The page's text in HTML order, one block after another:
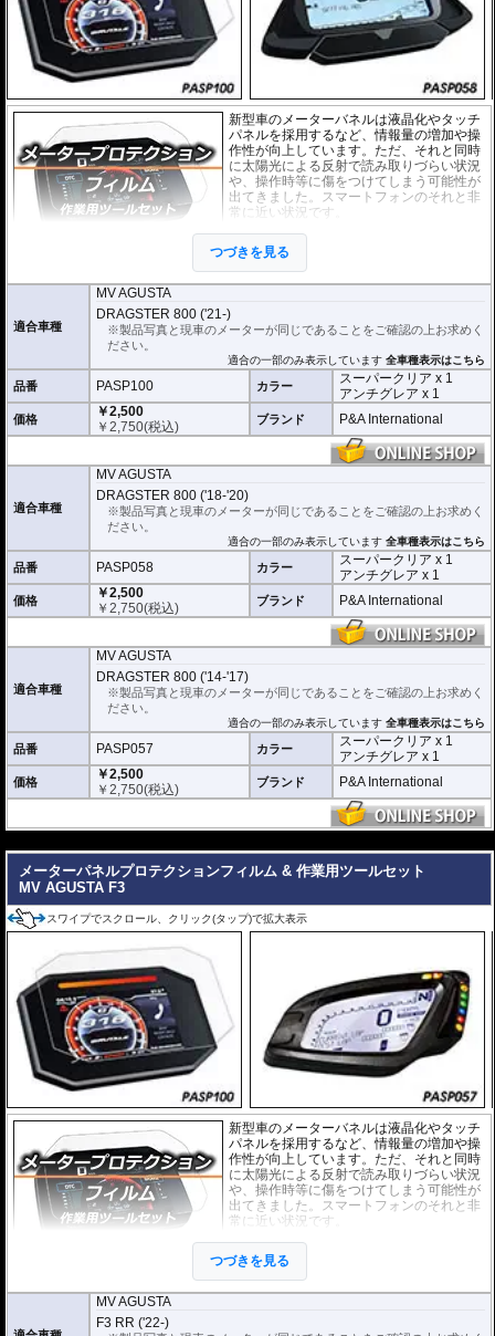
新型車のメーターバネルは液晶化やタッチ
パネルを採用するなど、情報量の増加や操
作性が向上しています。ただ、それと同時
に太陽光による反射で読み取りづらい状況
や、操作時等に傷をつけてしまう可能性が
出てきました。スマートフォンのそれと非
常に近い状況です。
このメーターパネルプロテクションフィル
ムは不要な傷や汚れからメーターパネルを
保護します。
ーパークリアとアンチグレア)が入っており、それぞれ目的に合わせたものをご
利用いただけます。
スーパークリア :耐摩耗性が非常に高く、
透明性の高いフィルム。貼り付けてしまう
とメーターになじみ、フィルムの存在がほ
とんどわからなくなります。
アンチグレア :
マット仕上げが施され、太
陽光などによる反射を軽減。視認性の低下
を防ぎ、メーターを読み取りやすくしま
す。もちろん傷に対しても有効です。
取付キット付属 :
ニングクロス、細かい埃も除去する粘着シート、気泡の混入を防ぎ、きれいに
仕上げるスキージがセットになっています。
またこのフィルムは多少の気泡なら数時間から２日ほどで自然に気泡が消える
優れもの。満足のいく取付が容易になりました。
シリコーン系粘着材を採用し、メーターを痛めることがありません。フィルム
を剥がせば、元通りの状態になります。
つづきを見る
適合車種
MV AGUSTA
DRAGSTER 800 ('21-)
※製品写真と現車のメーターが同じであることをご確認の上お求めく
ださい。
適合の一部のみ表示しています全車種表示はこちら
品番 PASP100 カラー
スーパークリア x 1
アンチグレア x 1
価格
￥2,500
￥2,750(税込) ブランド P&A International
適合車種
MV AGUSTA
DRAGSTER 800 ('18-'20)
※製品写真と現車のメーターが同じであることをご確認の上お求めく
ださい。
適合の一部のみ表示しています全車種表示はこちら
品番 PASP058 カラー
スーパークリア x 1
アンチグレア x 1
価格
￥2,500
￥2,750(税込) ブランド P&A International
適合車種
MV AGUSTA
DRAGSTER 800 ('14-'17)
※製品写真と現車のメーターが同じであることをご確認の上お求めく
ださい。
適合の一部のみ表示しています全車種表示はこちら
品番 PASP057 カラー
スーパークリア x 1
アンチグレア x 1
価格
￥2,500
￥2,750(税込) ブランド P&A International
メーターパネルプロテクションフィルム & 作業用ツールセット
MV AGUSTA F3
スワイプでスクロール、クリック(タップ)で拡大表示
新型車のメーターバネルは液晶化やタッチ
パネルを採用するなど、情報量の増加や操
作性が向上しています。ただ、それと同時
に太陽光による反射で読み取りづらい状況
や、操作時等に傷をつけてしまう可能性が
出てきました。スマートフォンのそれと非
常に近い状況です。
このメーターパネルプロテクションフィル
ムは不要な傷や汚れからメーターパネルを
保護します。
ーパークリアとアンチグレア)が入っており、それぞれ目的に合わせたものをご
利用いただけます。
つづきを見る
MV AGUSTA
F3 RR ('22-)